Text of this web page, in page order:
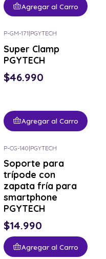
Agregar al Carro
P-GM-171|PGYTECH
Super Clamp
PGYTECH
$46.990
Agregar al Carro
P-CG-140|PGYTECH
Soporte para
trípode con
zapata fría para
smartphone
PGYTECH
$14.990
Agregar al Carro